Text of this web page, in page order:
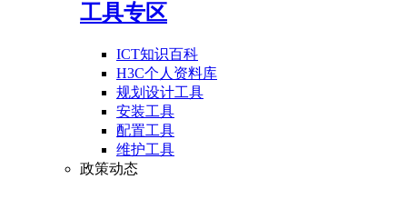
工具专区
ICT知识百科
H3C个人资料库
规划设计工具
安装工具
配置工具
维护工具
政策动态